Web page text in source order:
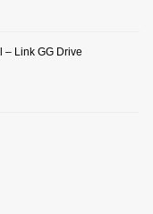
– Link GG Drive